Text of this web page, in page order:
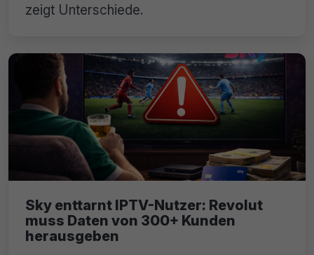
zeigt Unterschiede.
Sky enttarnt IPTV-Nutzer: Revolut
muss Daten von 300+ Kunden
herausgeben